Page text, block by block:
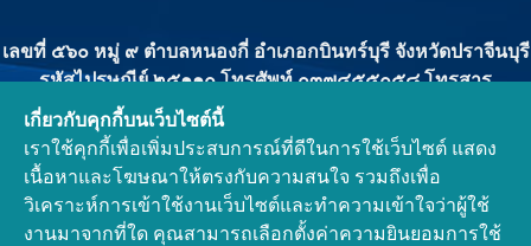
เลขที่ ๕๖๐ หมู่ ๙ ตำบลหนองกี่ อำเภอกบินทร์บุรี จังหวัดปราจีนบุรี
รหัสไปรษณีย์ ๒๕๑๑๐ โทรศัพท์ ๐๓๗๔๕๕๐๕๘ โทรสาร
๐๓๗๔๕๕๐๕๙
ผู้ดูแลระบบ : งานประชาสัมพันธ์โรงเรียนเตรียมอุดมศึกษาน้อม
เกล้า กบินทร์บุรี
ติดต่องานทะเบียนวัดผล : คุณครูนันทิยา ปาลกะวงศ์ ณ อยุธยา
ลิขสิทธิ์ © ๒๕๖๘ โรงเรียนเตรียมอุดมศึกษาน้อมเกล้า กบินทร์บุรี.
เกี่ยวกับคุกกี้บนเว็บไซต์นี้
เราใช้คุกกี้เพื่อเพิ่มประสบการณ์ที่ดีในการใช้เว็บไซต์ แสดง
เนื้อหาและโฆษณาให้ตรงกับความสนใจ รวมถึงเพื่อ
วิเคราะห์การเข้าใช้งานเว็บไซต์และทำความเข้าใจว่าผู้ใช้
งานมาจากที่ใด คุณสามารถเลือกตั้งค่าความยินยอมการใช้